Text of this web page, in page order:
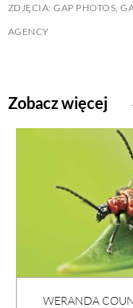
ZDJĘCIA: GAP PHOTOS,
AGENCY
Zobacz więcej
WERANDA